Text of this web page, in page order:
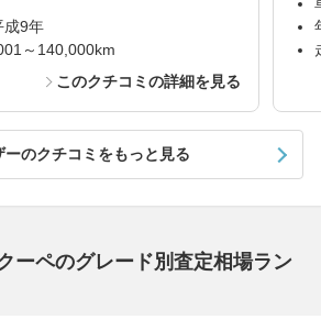
成9年
～140,000km
このクチコミの詳細を見る
ーのクチコミをもっと見る
ーペのグレード別査定相場ラン